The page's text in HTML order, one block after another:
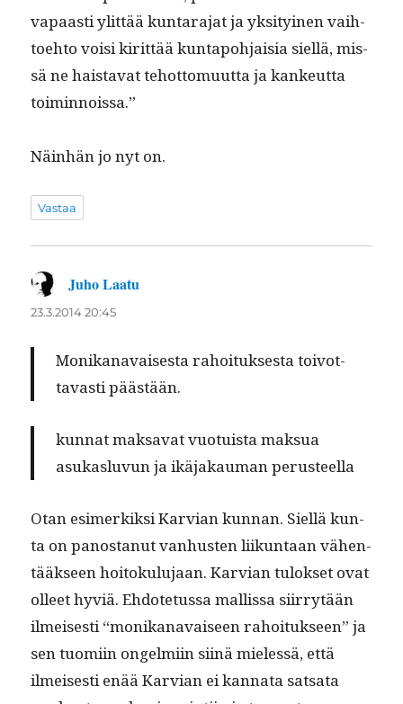
vapaasti ylit­tää kun­tara­jat ja yksi­tyi­nen vai­h­
toe­hto voisi kirit­tää kun­tapo­h­jaisia siel­lä, mis­
sä ne hais­ta­vat tehot­to­muut­ta ja kankeut­ta
toiminnoissa.”
Näin­hän jo nyt on.
Vastaa
Juho Laatu
23.3.2014 20:45
Monikanavais­es­ta rahoituk­ses­ta toiv­ot­
tavasti päästään.
kun­nat mak­sa­vat vuo­tu­ista mak­sua
asukaslu­vun ja ikä­jakau­man perusteella
Otan esimerkik­si Kar­vian kun­nan. Siel­lä kun­
ta on panos­tanut van­hus­ten liikun­taan vähen­
tääk­seen hoitoku­lu­jaan. Kar­vian tulok­set ovat
olleet hyviä. Ehdote­tus­sa mallis­sa siir­ry­tään
ilmeis­es­ti “monikanavaiseen rahoituk­seen” ja
sen tuomi­in ongelmi­in siinä mielessä, että
ilmeis­es­ti enää Kar­vian ei kan­na­ta sat­sa­ta